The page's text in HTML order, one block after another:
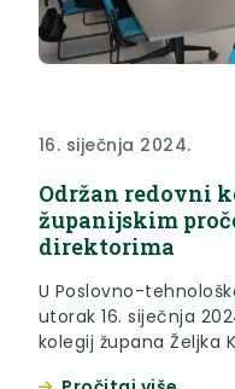
16. siječnja 2024.
Održan redovni
županijskim
direktorima
U Poslovno-
utorak 16. siječnja
kolegij župana Željka